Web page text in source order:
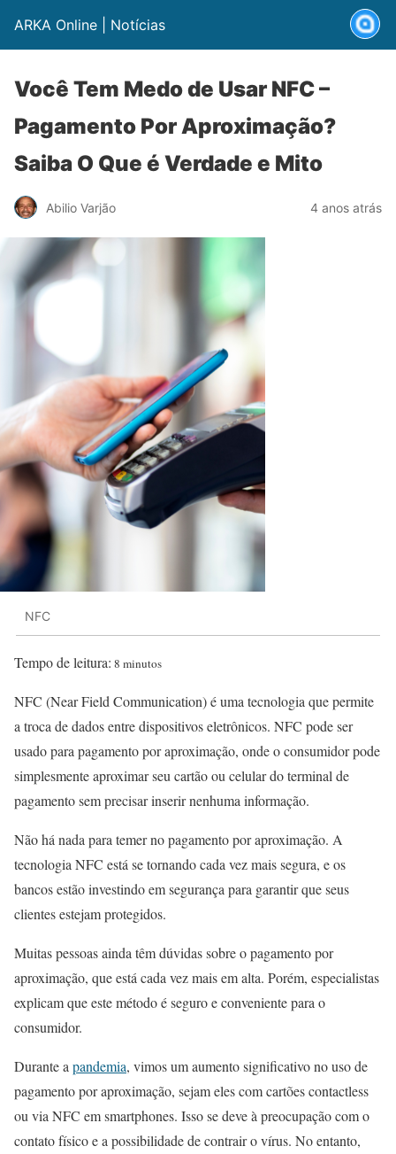
ARKA Online | Notícias
Você Tem Medo de Usar NFC –
Pagamento Por Aproximação?
Saiba O Que é Verdade e Mito
Abilio Varjão 4 anos atrás
NFC
Tempo de leitura: 8 minutos
NFC (Near Field Communication) é uma tecnologia que permite
a troca de dados entre dispositivos eletrônicos. NFC pode ser
usado para pagamento por aproximação, onde o consumidor pode
simplesmente aproximar seu cartão ou celular do terminal de
pagamento sem precisar inserir nenhuma informação.
Não há nada para temer no pagamento por aproximação. A
tecnologia NFC está se tornando cada vez mais segura, e os
bancos estão investindo em segurança para garantir que seus
clientes estejam protegidos.
Muitas pessoas ainda têm dúvidas sobre o pagamento por
aproximação, que está cada vez mais em alta. Porém, especialistas
explicam que este método é seguro e conveniente para o
consumidor.
Durante a pandemia, vimos um aumento significativo no uso de
pagamento por aproximação, sejam eles com cartões contactless
ou via NFC em smartphones. Isso se deve à preocupação com o
contato físico e a possibilidade de contrair o vírus. No entanto,